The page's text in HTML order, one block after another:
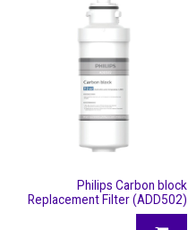
Philips Carbon block
Replacement Filter (ADD502)